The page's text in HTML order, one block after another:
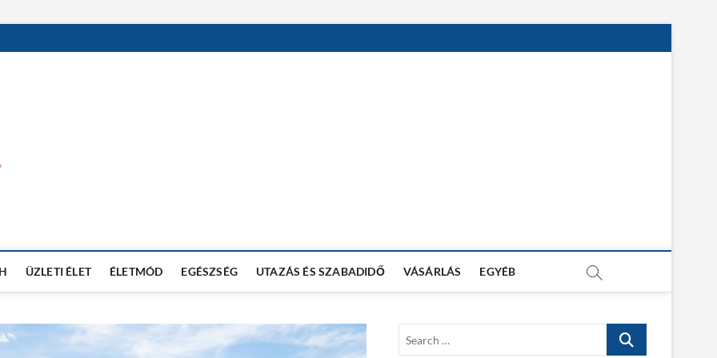
ÜZLETI ÉLET ÉLETMÓD EGÉSZSÉG UTAZÁS ÉS SZABADIDŐ VÁSÁRLÁS EGYÉB